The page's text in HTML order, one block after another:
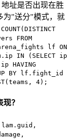
地址是否出现在胜
为"送分"模式，就
FROM
lf ON
IN (SELECT ip
HAVING
BY lf.fight_id
4);
？
lam.guid,